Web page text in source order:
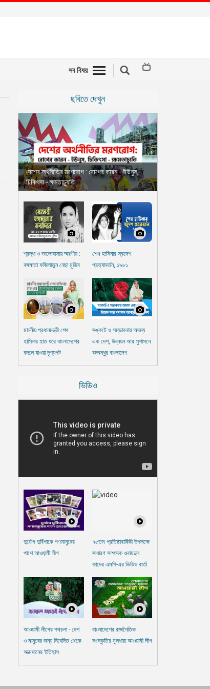
সব বিষয়
ছবিতে দেখুন
দেশের অর্থনীতির মরণরোগ : রোগের কারন - ইউনুস,
চিকিৎসা - ক্ষমতাচ্যুতি
শ্রদ্ধা ও ভালোবাসায় স্মরণীয় :
বঙ্গমাতা ফজিলাতুন নেছা মুজিব
শেখ হাসিনার স্বদেশ
প্রত্যাবর্তন, ১৯৮১
মাননীয় প্রধানমন্ত্রী শেখ
হাসিনার হাত ধরে বাংলাদেশের
বদলে যাওয়া দৃশ্যপট
সঙ্কটে ও সম্ভাবনায় অদম্য
এক দেশ, উন্নয়ন আর সুশাসনে
বঙ্গবন্ধুর বাংলাদেশ
ভিডিও
দুর্যোগ দুর্বিপাকে গণমানুষের
পাশে আওযা়মী লীগ
৭৫তম প্রতিষ্ঠাবার্ষিকী উপলক্ষে
সাধারণ সম্পাদক ওবায়দুল
কাদের এমপি-এর ভিডিও বার্তা
আওয়ামী লীগের পথচলা - দেশ
ও মানুষের জন্য নিবেদিত থেকে
আত্মদানের ইতিহাস
বাংলাদেশের রাজনৈতিক
সংস্কৃতির মূলধারা আওয়ামী লীগ